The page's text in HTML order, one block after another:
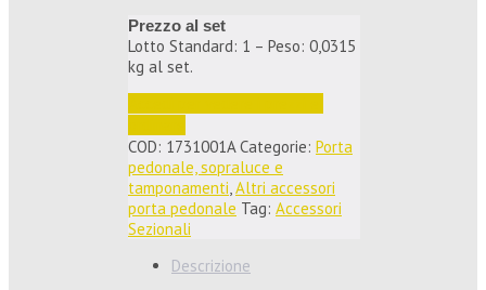
Prezzo al set
Lotto Standard: 1 – Peso: 0,0315
kg al set.
COD: 1731001A Categorie: Porta
pedonale, sopraluce e
tamponamenti,Altri accessori
porta pedonale Tag: Accessori
Sezionali
Descrizione